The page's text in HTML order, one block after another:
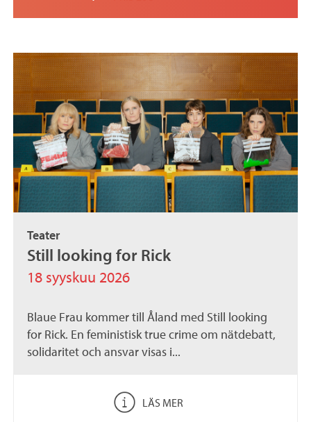
Teater
Still looking for Rick
18 syyskuu 2026
Blaue Frau kommer till Åland med Still looking
for Rick. En feministisk true crime om nätdebatt,
solidaritet och ansvar visas i...
LÄS MER